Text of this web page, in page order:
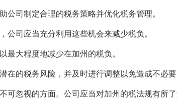
司制定合理的税务策略并优化税务管理。
公司应当充分利用这些机会来减少税负。
最大程度地减少在加州的税负。
的税务风险，并及时进行调整以免造成不必要
可忽视的方面。公司应当对加州的税法规有所